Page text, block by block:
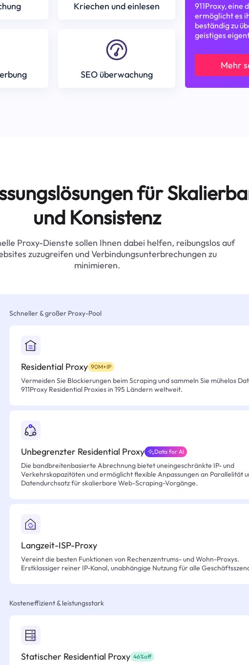
Kriechen und einlesen
SEO überwachung
911Proxy,
ermöglicht es
beständig zu
geistiges
Mehr
für
und Konsistenz
Proxy-Dienste sollen Ihnen dabei helfen, reibungslos auf
zuzugreifen und Verbindungsunterbrechungen zu
minimieren.
Schneller & großer Proxy-Pool
Residential Proxy 90M+IP
Vermeiden Sie Blockierungen beim Scraping und sammeln Sie mühelos
911Proxy Residential Proxies in 195 Ländern weltweit.
Unbegrenzter Residential Proxy Data for AI
Die bandbreitenbasierte Abrechnung bietet uneingeschränkte IP- und
Verkehrskapazitäten und ermöglicht flexible Anpassungen an Parallelität
Datendurchsatz für skalierbare Web-Scraping-Vorgänge.
Langzeit-ISP-Proxy
Vereint die besten Funktionen von Rechenzentrums- und Wohn-Proxys.
Erstklassiger reiner IP-Kanal, unabhängige Nutzung für alle
Kosteneffizient & leistungsstark
Statischer Residential Proxy 46%off